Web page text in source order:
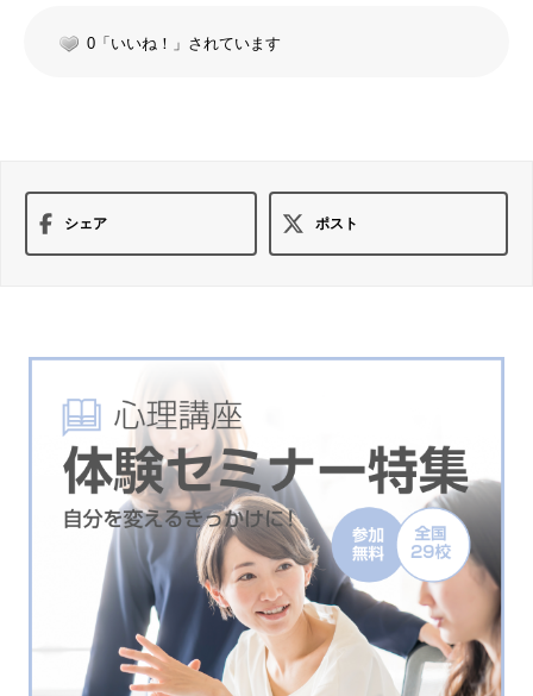
0「いいね！」されています
シェア ポスト